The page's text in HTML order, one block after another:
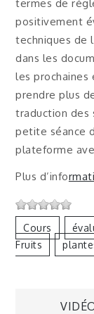
termes de
positivement
techniques de
dans les
les prochaines
prendre plus
traduction des
petite séance
plateforme
Plus d’info
Cours
Fruits